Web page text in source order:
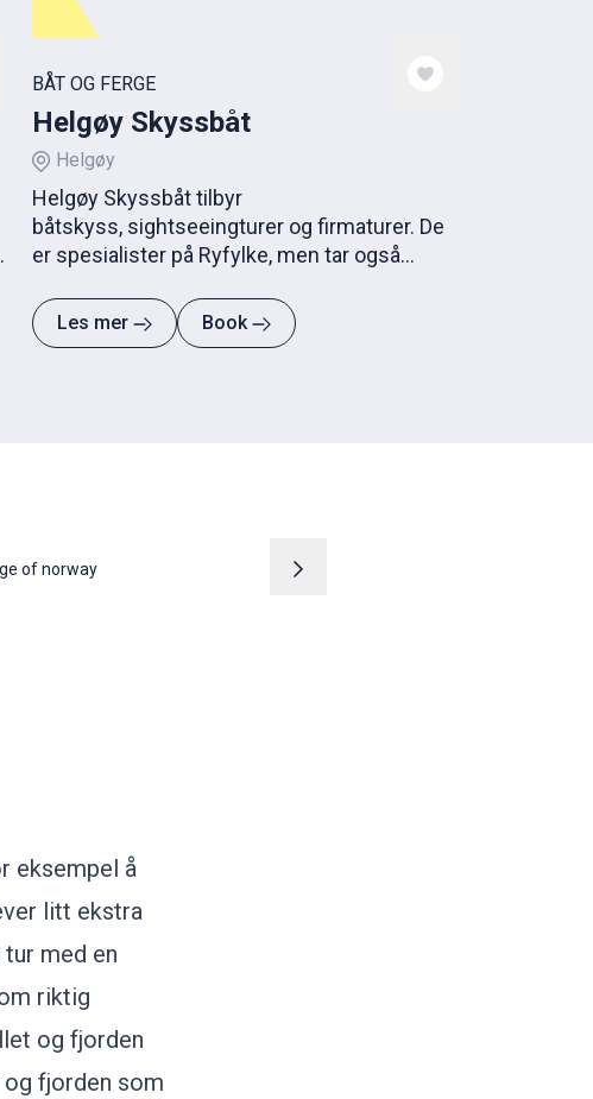
BÅT OG FERGE
Helgøy Skyssbåt
Helgøy
Helgøy Skyssbåt tilbyr
båtskyss, sightseeingturer og firmaturer. De
er spesialister på Ryfylke, men tar også
Les mer Book
of norway
eksempel å
litt ekstra
med en
riktig
og fjorden
fjorden som